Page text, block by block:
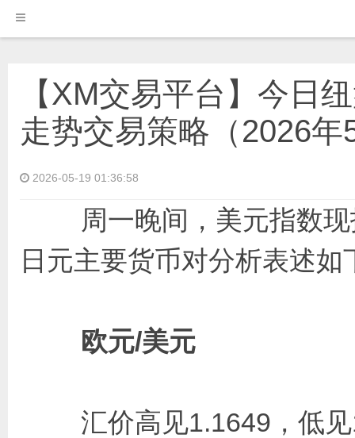
【XM交易平台】今日
走势交易策略（2026年
2026-05-19 01:36:58
周一晚间，美元指数现
日元主要货币对分析表述如
欧元/美元
汇价高见1.1649，低见